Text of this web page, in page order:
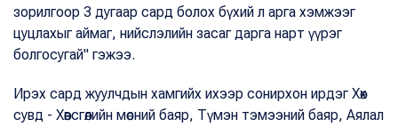
зорилгоор 3 дугаар сард болох бүхий л арга хэмжээг
цуцлахыг аймаг, нийслэлийн засаг дарга нарт үүрэг
болгосугай" гэжээ.
Ирэх сард жуулчдын хамгийх ихээр сонирхон ирдэг Хөх
сувд - Хөвсгөлийн мөсний баяр, Түмэн тэмээний баяр, Аялал